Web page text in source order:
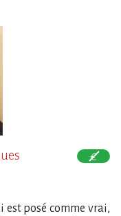
est posé comme vrai,